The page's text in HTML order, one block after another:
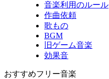
音楽利用のルール
作曲依頼
歌もの
BGM
旧ゲーム音楽
効果音
おすすめフリー音楽